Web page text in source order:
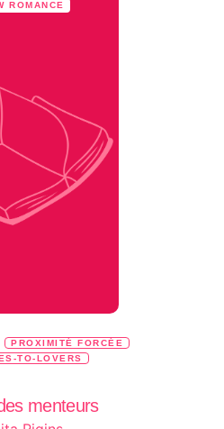
ROMANCE
PROXIMITÉ FORCÉE
TO-LOVERS
menteurs